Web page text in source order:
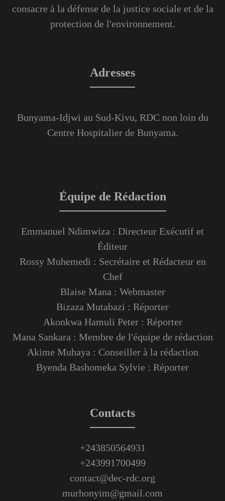
consacre à la défense de la justice sociale et de la
protection de l'environnement.
Adresses
Bunyama-Idjwi au Sud-Kivu, RDC non loin du
Centre Hospitalier de Bunyama.
Équipe de Rédaction
Emmanuel Ndimwiza : Directeur Exécutif et
Éditeur
Rossy Muhemedi : Secrétaire et Rédacteur en
Chef
Blaise Mana : Webmaster
Bizaza Mutabazi : Réporter
Akonkwa Hamuli Peter : Réporter
Mana Sankara : Membre de l'équipe de rédaction
Akime Muhaya : Conseiller à la rédaction
Byenda Bashomeka Sylvie : Réporter
Contacts
+243850564931
+243991700499
contact@dec-rdc.org
murhonyim@gmail.com